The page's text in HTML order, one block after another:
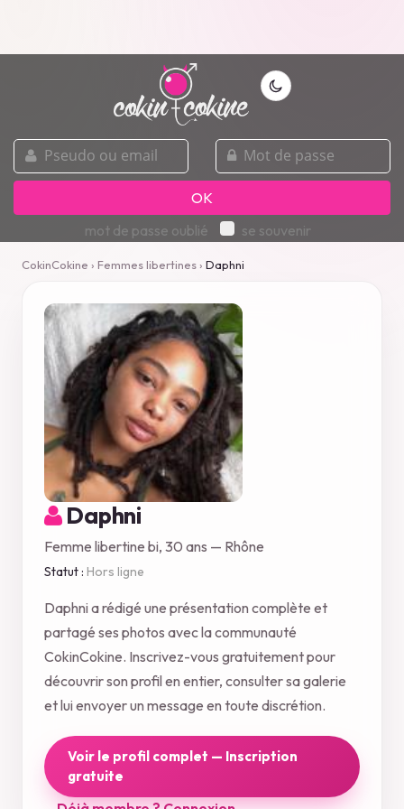
pseudo
ou
email
mot
de
passe
OK
mot de passe oublié
se souvenir
CokinCokine › Femmes libertines› Daphni
Daphni
Femme libertine bi, 30 ans — Rhône
Statut : Hors ligne
Daphni a rédigé une présentation complète et
partagé ses photos avec la communauté
CokinCokine. Inscrivez-vous gratuitement pour
découvrir son profil en entier, consulter sa galerie
et lui envoyer un message en toute discrétion.
Voir le profil complet — Inscription
gratuite